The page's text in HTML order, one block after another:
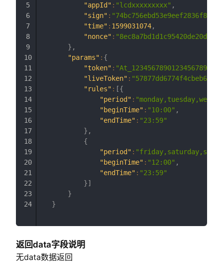
"appId" : "lcdxxxxxxxxx" ,
"sign" :
"time" : 1599031074,
"nonce" :
} ,
"params" : {
"token" :
"liveToken" :
"rules" : [{
"period" :
"beginTime" : "10:00" ,
"endTime" : "23:59"
} ,
{
"period" :
"beginTime" : "12:00" ,
"endTime" : "23:59"
}]
}
}
返回data字段说明
无data数据返回